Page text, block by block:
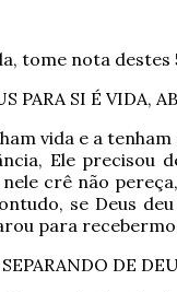
tome nota
PARA SI É VIDA,
vida e a tenham
Ele
crê não
se Deus
para
DE